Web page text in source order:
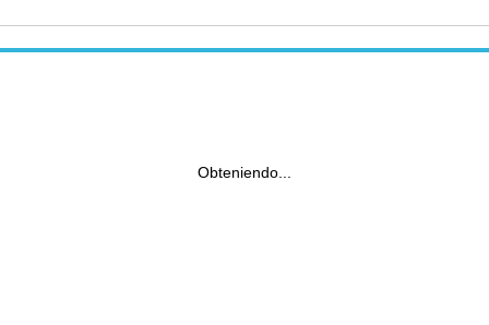
Obteniendo...